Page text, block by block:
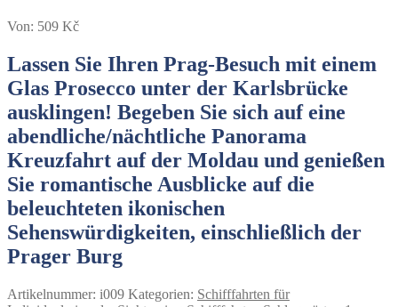
Von: 509 Kč
Lassen Sie Ihren Prag-Besuch mit einem
Glas Prosecco unter der Karlsbrücke
ausklingen! Begeben Sie sich auf eine
abendliche/nächtliche Panorama
Kreuzfahrt auf der Moldau und genießen
Sie romantische Ausblicke auf die
beleuchteten ikonischen
Sehenswürdigkeiten, einschließlich der
Prager Burg
Artikelnummer: i009 Kategorien: Schifffahrten für